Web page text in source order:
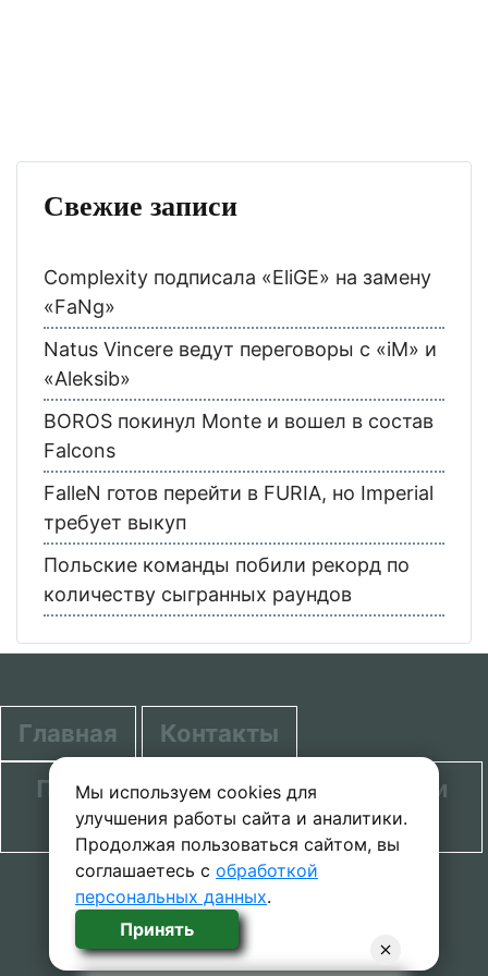
Мы используем cookies для
улучшения работы сайта и аналитики.
Продолжая пользоваться сайтом, вы
соглашаетесь с обработкой
персональных данных.
Принять
Свежие записи
Complexity подписала «EliGE» на замену
«FaNg»
Natus Vincere ведут переговоры с «iM» и
«Aleksib»
BOROS покинул Monte и вошел в состав
Falcons
FalleN готов перейти в FURIA, но Imperial
требует выкуп
Польские команды побили рекорд по
количеству сыгранных раундов
Главная
Контакты
Политика в отношении обработки
персональных данных
© 2020-2026 проект SecretGuide.RU При
копировании материалов сcылка на сайт
обязательна.